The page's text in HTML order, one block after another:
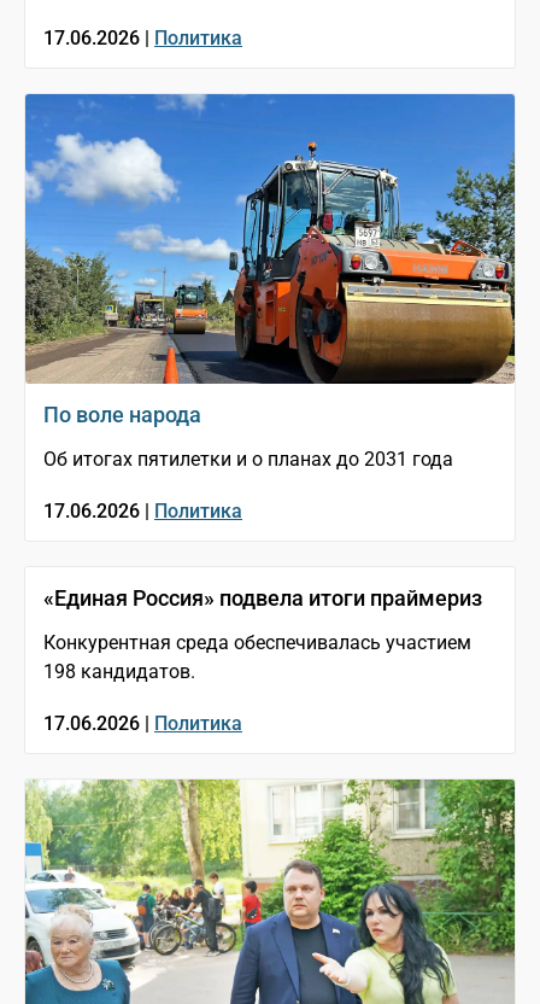
17.06.2026 | Политика
По воле народа
Об итогах пятилетки и о планах до 2031 года
17.06.2026 | Политика
«Единая Россия» подвела итоги праймериз
Конкурентная среда обеспечивалась участием
198 кандидатов.
17.06.2026 | Политика